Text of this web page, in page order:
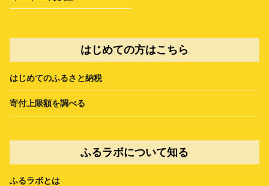
はじめての方はこちら
はじめてのふるさと納税
寄付上限額を調べる
ふるラボについて知る
ふるラボとは